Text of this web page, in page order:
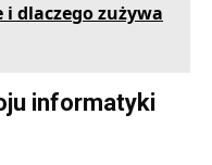
i dlaczego zużywa
informatyki